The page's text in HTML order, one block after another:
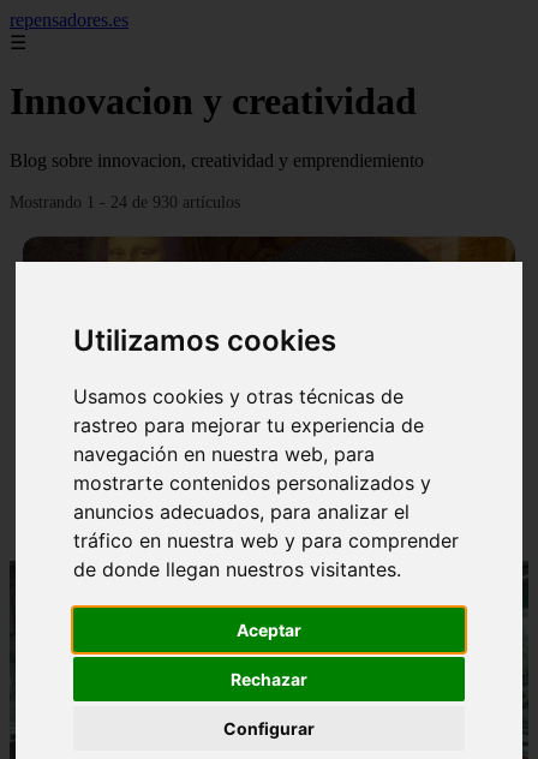
Utilizamos cookies
Usamos cookies y otras técnicas de
rastreo para mejorar tu experiencia de
navegación en nuestra web, para
mostrarte contenidos personalizados y
anuncios adecuados, para analizar el
tráfico en nuestra web y para comprender
de donde llegan nuestros visitantes.
Aceptar
Rechazar
Configurar
repensadores.es
☰
Innovacion y creatividad
Blog sobre innovacion, creatividad y emprendiemiento
Mostrando 1 - 24 de 930 artículos
La tecnica de creatividad Da Vinci